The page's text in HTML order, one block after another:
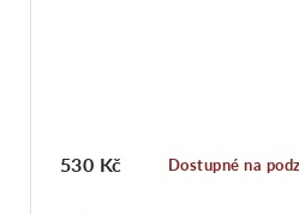
Dostupné na
530 Kč